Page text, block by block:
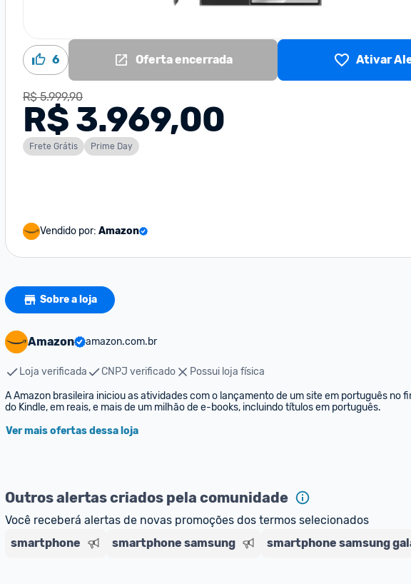
6 Oferta encerrada Ativar
R$ 5.999,90
R$ 3.969,00
Frete Grátis Prime Day
Vendido por: Amazon
Sobre a loja
Amazon amazon.com.br
Loja verificada CNPJ verificado
Possui loja física
A Amazon brasileira iniciou as atividades com o lançamento de um site em português no
do Kindle, em reais, e mais de um milhão de e-books, incluindo títulos em português.
Ver mais ofertas dessa loja
Outros alertas criados pela comunidade
Você receberá alertas de novas promoções dos termos selecionados
smartphone
smartphone samsung smartphone samsung